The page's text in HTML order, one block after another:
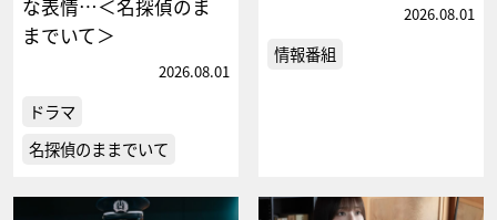
な表情…＜名探偵のま
までいて＞
2026.08.01
ドラマ
名探偵のままでいて
2026.08.01
情報番組